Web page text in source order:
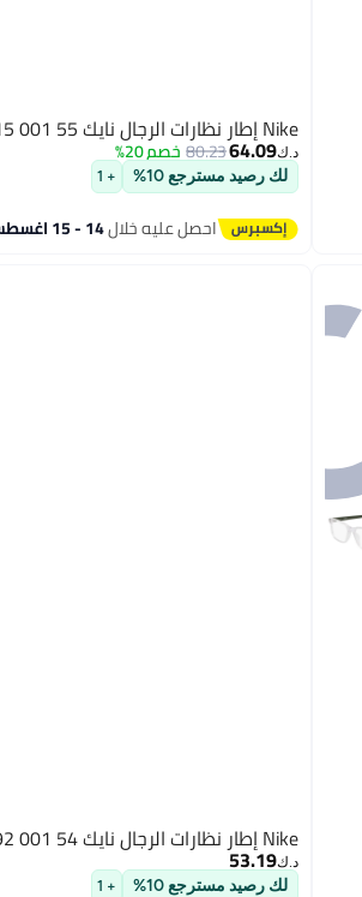
Nike إطار نظارات الرجال نايك FR NK7015 001 55
د.ك‏64.09
80.23خصم 20%
لك رصيد مسترجع 10% + 1
احصل عليه خلال14 - 15 اغسطس
Nike إطار نظارات الرجال نايك NK7292 001 54
د.ك‏53.19
لك رصيد مسترجع 10% + 1